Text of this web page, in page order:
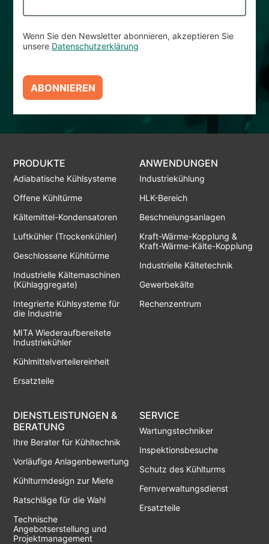
Wenn Sie den Newsletter abonnieren, akzeptieren Sie
unsere Datenschutzerklärung
ABONNIEREN
PRODUKTE
Adiabatische Kühlsysteme
Offene Kühltürme
Kältemittel-Kondensatoren
Luftkühler (Trockenkühler)
Geschlossene Kühltürme
Industrielle Kältemaschinen
(Kühlaggregate)
Integrierte Kühlsysteme für
die Industrie
MITA Wiederaufbereitete
Industriekühler
Kühlmittelverteilereinheit
Ersatzteile
ANWENDUNGEN
Industriekühlung
HLK-Bereich
Beschneiungsanlagen
Kraft-Wärme-Kopplung &
Kraft-Wärme-Kälte-Kopplung
Industrielle Kältetechnik
Gewerbekälte
Rechenzentrum
DIENSTLEISTUNGEN &
BERATUNG
Ihre Berater für Kühltechnik
Vorläufige Anlagenbewertung
Kühlturmdesign zur Miete
Ratschläge für die Wahl
Technische
Angebotserstellung und
Projektmanagement
SERVICE
Wartungstechniker
Inspektionsbesuche
Schutz des Kühlturms
Fernverwaltungsdienst
Ersatzteile